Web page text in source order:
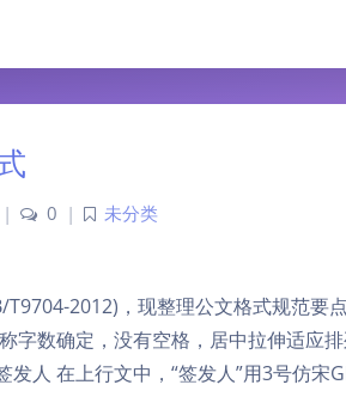
| 0 | 未分类
2012)，现整理公文格式规范要
字数确定，没有空格，居中拉伸适应
人 在上行文中，“签发人”用3号仿宋